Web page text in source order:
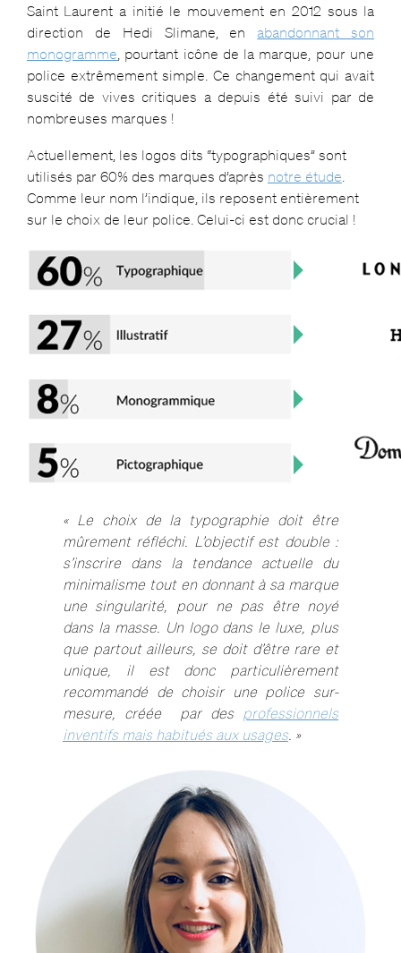
Saint Laurent a initié le mouvement en 2012 sous la
direction de Hedi Slimane, en abandonnant son
monogramme, pourtant icône de la marque, pour une
police extrêmement simple. Ce changement qui avait
suscité de vives critiques a depuis été suivi par de
nombreuses marques !
Actuellement, les logos dits “typographiques” sont
utilisés par 60% des marques d’après notre étude
Comme leur nom l’indique, ils reposent entièrement
sur le choix de leur police. Celui-ci est donc crucial !
« Le choix de la typographie doit être
mûrement réfléchi. L’objectif est double :
s’inscrire dans la tendance actuelle du
minimalisme tout en donnant à sa marque
une singularité, pour ne pas être noyé
dans la masse. Un logo dans le luxe, plus
que partout ailleurs, se doit d’être rare et
unique, il est donc particulièrement
recommandé de choisir une police sur-
mesure, créée par des professionnels
inventifs mais habitués aux usages. »